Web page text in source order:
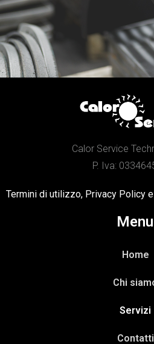
Calor Service
P. Iva:
Termini di utilizzo, Privacy Policy
Menu
Home
Chi
Servizi
Contatti